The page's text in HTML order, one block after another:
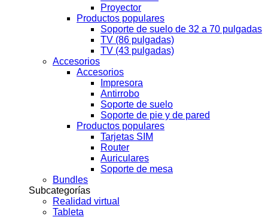
Proyector
Productos populares
Soporte de suelo de 32 a 70 pulgadas
TV (86 pulgadas)
TV (43 pulgadas)
Accesorios
Accesorios
Impresora
Antirrobo
Soporte de suelo
Soporte de pie y de pared
Productos populares
Tarjetas SIM
Router
Auriculares
Soporte de mesa
Bundles
Subcategorías
Realidad virtual
Tableta